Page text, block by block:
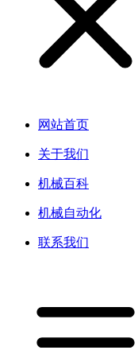
网站首页
关于我们
机械百科
机械自动化
联系我们